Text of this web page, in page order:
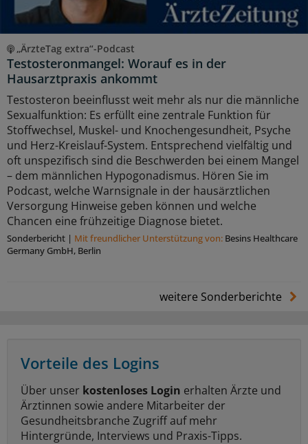
„ÄrzteTag extra“-Podcast
Testosteronmangel: Worauf es in der
Hausarztpraxis ankommt
Testosteron beeinflusst weit mehr als nur die männliche
Sexualfunktion: Es erfüllt eine zentrale Funktion für
Stoffwechsel, Muskel- und Knochengesundheit, Psyche
und Herz-Kreislauf-System. Entsprechend vielfältig und
oft unspezifisch sind die Beschwerden bei einem Mangel
– dem männlichen Hypogonadismus. Hören Sie im
Podcast, welche Warnsignale in der hausärztlichen
Versorgung Hinweise geben können und welche
Chancen eine frühzeitige Diagnose bietet.
Sonderbericht | Mit freundlicher Unterstützung von: Besins Healthcare
Germany GmbH, Berlin
weitere Sonderberichte
Vorteile des Logins
Über unser kostenloses Login erhalten Ärzte und
Ärztinnen sowie andere Mitarbeiter der
Gesundheitsbranche Zugriff auf mehr
Hintergründe, Interviews und Praxis-Tipps.